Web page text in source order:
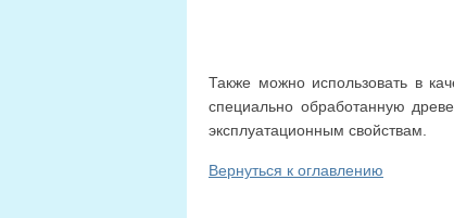
Также можно использовать в
специально обработанную
эксплуатационным свойствам.
Вернуться к оглавлению